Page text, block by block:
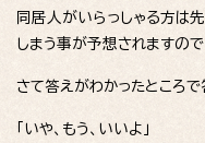
同居人がいらっしゃる方は
しまう事が予想されますの
さて答えがわかったところ
「いや、もう、いいよ」